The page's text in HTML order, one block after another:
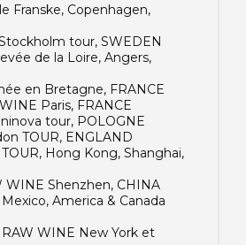
Franske, Copenhagen,
tour, SWEDEN
de la Loire, Angers,
en Bretagne, FRANCE
Paris, FRANCE
tour, POLOGNE
TOUR, ENGLAND
TOUR, Hong Kong, Shanghai,
WINE Shenzhen, CHINA
America & Canada
WINE New York et